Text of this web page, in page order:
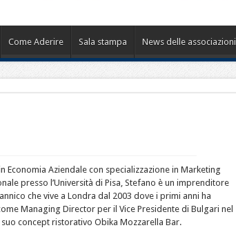
Come Aderire Sala stampa News delle associazioni
Economia Aziendale con specializzazione in Marketing
presso l’Università di Pisa, Stefano è un imprenditore
che vive a Londra dal 2003 dove i primi anni ha
Managing Director per il Vice Presidente di Bulgari nel
suo concept ristorativo Obika Mozzarella Bar.